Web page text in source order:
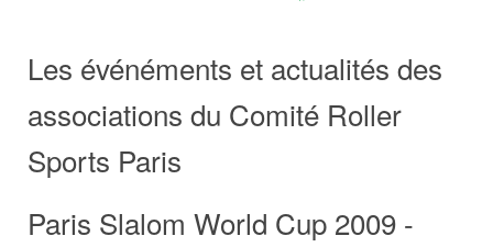
Les événéments et actualités des
associations du Comité Roller
Sports Paris
Paris Slalom World Cup 2009 -